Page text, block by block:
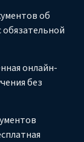
об
онлайн-
без